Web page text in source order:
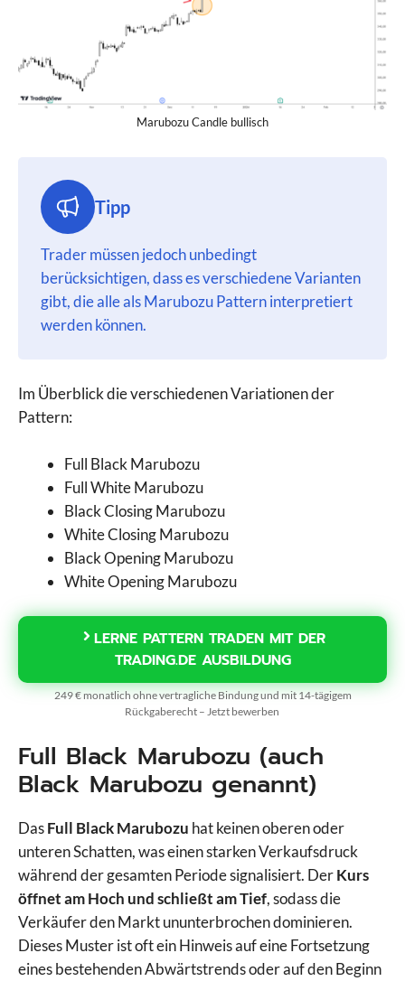
Marubozu Candle bullisch
Tipp
Trader müssen jedoch unbedingt
berücksichtigen, dass es verschiedene Varianten
gibt, die alle als Marubozu Pattern interpretiert
werden können.
Im Überblick die verschiedenen Variationen der
Pattern:
Full Black Marubozu
Full White Marubozu
Black Closing Marubozu
White Closing Marubozu
Black Opening Marubozu
White Opening Marubozu
LERNE PATTERN TRADEN MIT DER
TRADING.DE AUSBILDUNG
249 € monatlich ohne vertragliche Bindung und mit 14-tägigem
Rückgaberecht – Jetzt bewerben
Full Black Marubozu (auch
Black Marubozu genannt)
DasFull Black Marubozu hat keinen oberen oder
unteren Schatten, was einen starken Verkaufsdruck
während der gesamten Periode signalisiert. DerKurs
öffnet am Hoch und schließt am Tief, sodass die
Verkäufer den Markt ununterbrochen dominieren.
Dieses Muster ist oft ein Hinweis auf eine Fortsetzung
eines bestehenden Abwärtstrends oder auf den Beginn